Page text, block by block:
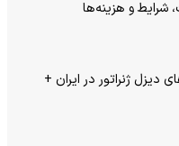
شرایط و هزینه‌ها
دیزل ژنراتور در ایران +